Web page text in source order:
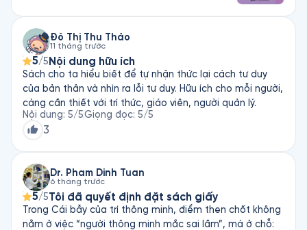
một bộ công cụ nhận thức mới để bạn phát huy toàn bộ tiềm
năng trí tuệ của mình.
Đỗ Thị Thu Thảo
11 tháng trước
5/5 Nội dung hữu ích
Sách cho ta hiểu biết để tự nhận thức lại cách tư duy
của bản thân và nhìn ra lỗi tư duy. Hữu ích cho mỗi người,
càng cần thiết với trí thức, giáo viên, người quản lý.
Nội dung: 5/5Giọng đọc: 5/5
3
Dr. Pham Dinh Tuan
6 tháng trước
5/5Tôi đã quyết định đặt sách giấy
Trong Cái bẫy của trí thông minh, điểm then chốt không
nằm ở việc “người thông minh mắc sai lầm”, mà ở chỗ: